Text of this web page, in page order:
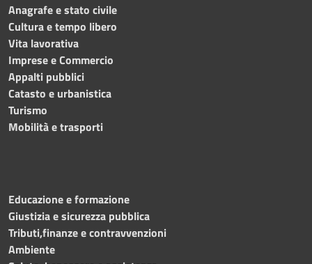
Anagrafe e stato civile
Cultura e tempo libero
Vita lavorativa
Imprese e Commercio
Appalti pubblici
Catasto e urbanistica
Turismo
Mobilità e trasporti
Educazione e formazione
Giustizia e sicurezza pubblica
Tributi,finanze e contravvenzioni
Ambiente